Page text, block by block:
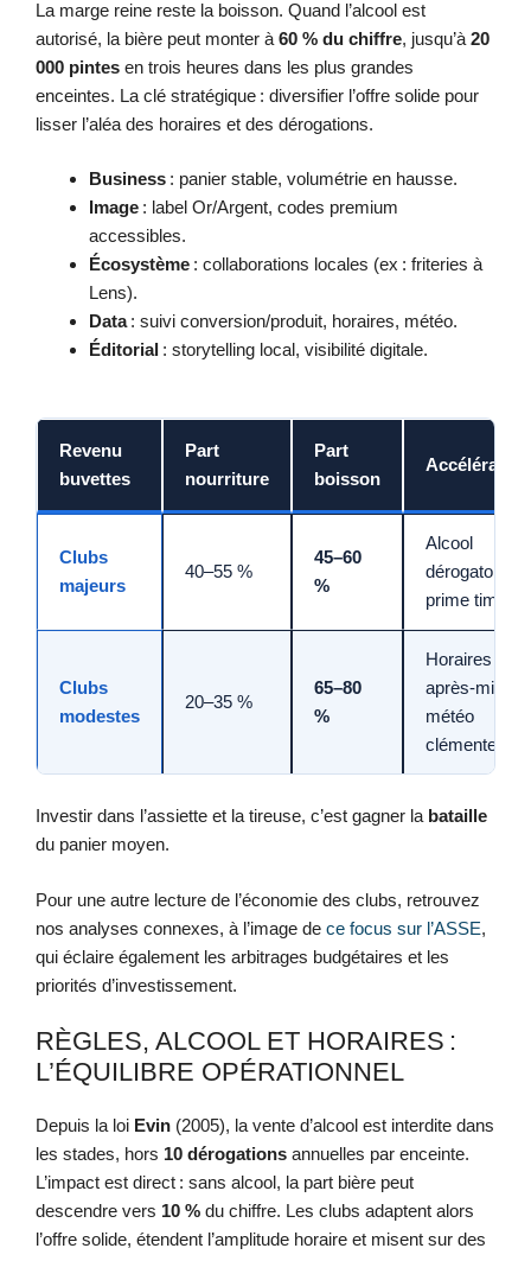
La marge reine reste la boisson. Quand l’alcool est
autorisé, la bière peut monter à 60 % du chiffre, jusqu’à 20
000 pintes en trois heures dans les plus grandes
enceintes. La clé stratégique : diversifier l’offre solide pour
lisser l’aléa des horaires et des dérogations.
Business : panier stable, volumétrie en hausse.
Image : label Or/Argent, codes premium
accessibles.
Écosystème : collaborations locales (ex : friteries à
Lens).
Data: suivi conversion/produit, horaires, météo.
Éditorial : storytelling local, visibilité digitale.
Revenu
buvettes
Part
nourriture
Part
boisson
Clubs
majeurs
40–55 %
45–60
%
Alcool
dérogatoire,
prime time
Clubs
modestes
20–35 %
65–80
%
Horaires
après-midi,
météo
clémente
Investir dans l’assiette et la tireuse, c’est gagner la bataille
du panier moyen.
Pour une autre lecture de l’économie des clubs, retrouvez
nos analyses connexes, à l’image de ce focus sur l’ASSE,
qui éclaire également les arbitrages budgétaires et les
priorités d’investissement.
RÈGLES, ALCOOL ET HORAIRES :
L’ÉQUILIBRE OPÉRATIONNEL
Depuis la loi Evin (2005), la vente d’alcool est interdite dans
les stades, hors 10 dérogations annuelles par enceinte.
L’impact est direct : sans alcool, la part bière peut
descendre vers 10 % du chiffre. Les clubs adaptent alors
l’offre solide, étendent l’amplitude horaire et misent sur des